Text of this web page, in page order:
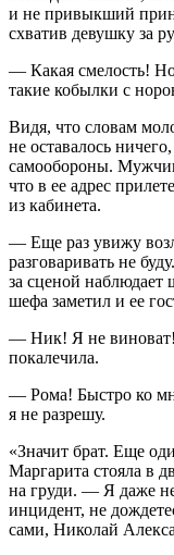
и не привыкший
схватив девушку за
— Какая смелость!
такие кобылки с
Видя, что словам
не оставалось
самообороны.
что в ее адрес
из кабинета.
— Еще раз увижу
разговаривать не
за сценой
шефа заметил и ее
— Ник! Я не вино
покалечила.
— Рома! Быстро ко
я не разрешу.
«Значит брат. Еще
Маргарита стояла в
на груди. — Я даже не
инцидент, не
сами, Николай